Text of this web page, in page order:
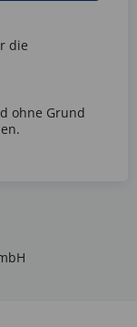
die
ohne Grund